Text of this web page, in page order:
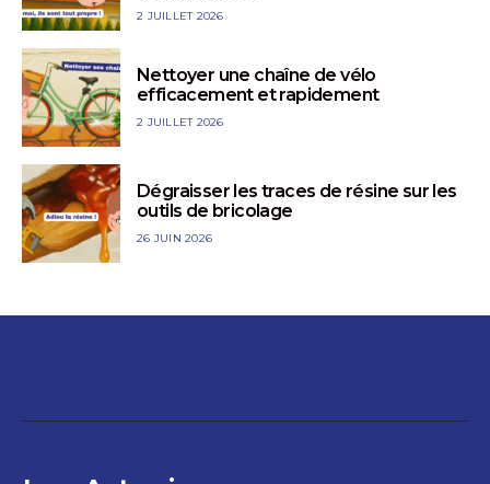
2 JUILLET 2026
Nettoyer une chaîne de vélo
efficacement et rapidement
2 JUILLET 2026
Dégraisser les traces de résine sur les
outils de bricolage
26 JUIN 2026